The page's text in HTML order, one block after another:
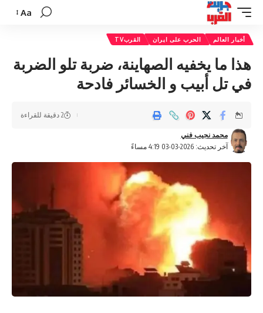
تغيير
Aa
أخبار العالم الحرب على ايران القربTV
هذا ما يخفيه الصهاينة، ضربة تلو الضربة
في تل أبيب و الخسائر فادحة
آخر تحديث: 2026-03-03 4:19 مساءً
محمد نجيب فني
2 دقيقة للقراءة